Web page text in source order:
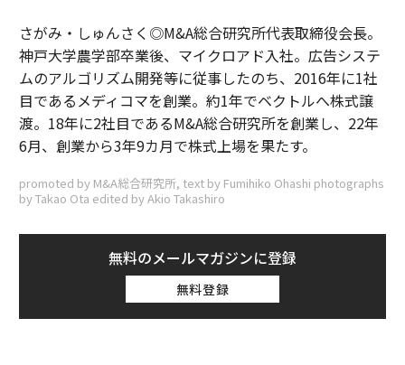
さがみ・しゅんさく◎M&A総合研究所代表取締役会長。
神戸大学農学部卒業後、マイクロアド入社。広告システ
ムのアルゴリズム開発等に従事したのち、2016年に1社
目であるメディコマを創業。約1年でベクトルへ株式譲
渡。18年に2社目であるM&A総合研究所を創業し、22年
6月、創業から3年9カ月で株式上場を果たす。
promoted by M&A総合研究所, text by Fumihiko Ohashi photographs
by Takao Ota edited by Akio Takashiro
無料のメールマガジンに登録
無料登録